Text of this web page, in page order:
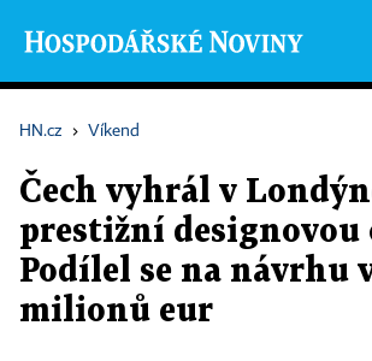
HN.cz › Víkend
Čech vyhrál v
prestižní designovou
Podílel se na návrhu
milionů eur